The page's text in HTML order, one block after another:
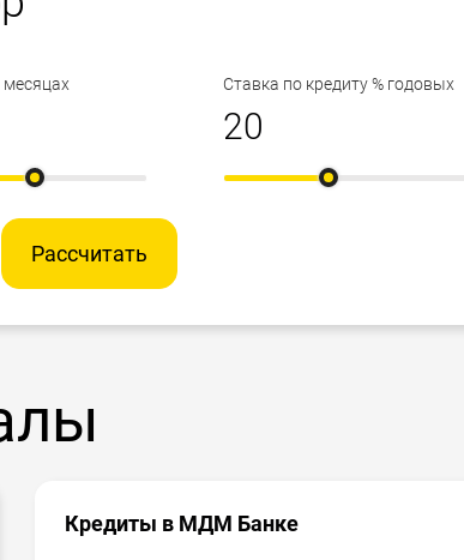
месяцах Ставка по кредиту % годовых
Рассчитать
Кредиты в МДМ Банке